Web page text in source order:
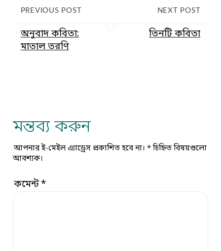
PREVIOUS POST
অনুবাদ কবিতা:
মাতাল তরণি
NEXT POST
তিনটি কবিতা
মন্তব্য করুন
আপনার ই-মেইল এ্যাড্রেস প্রকাশিত হবে না। *চিহ্নিত বিষয়গুলো
আবশ্যক।
কমেন্ট*